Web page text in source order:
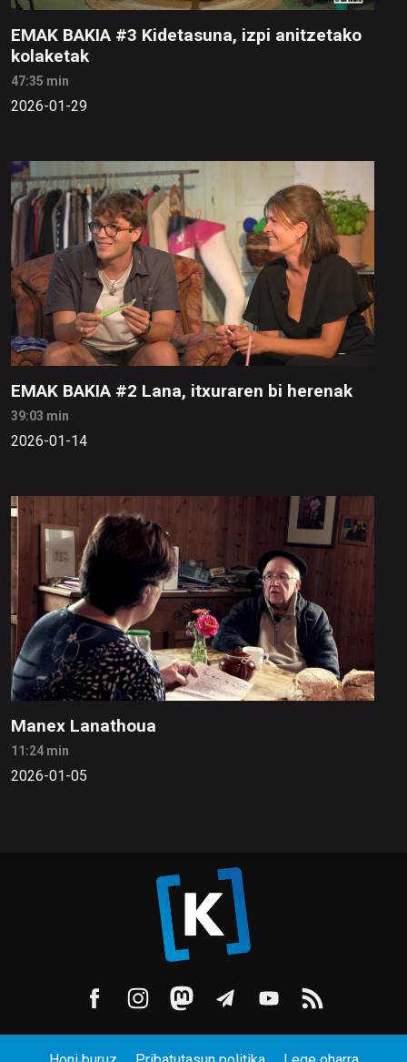
EMAK BAKIA #3 Kidetasuna, izpi anitzetako
kolaketak
47:35 min
2026-01-29
EMAK BAKIA #2 Lana, itxuraren bi herenak
39:03 min
2026-01-14
Manex Lanathoua
11:24 min
2026-01-05